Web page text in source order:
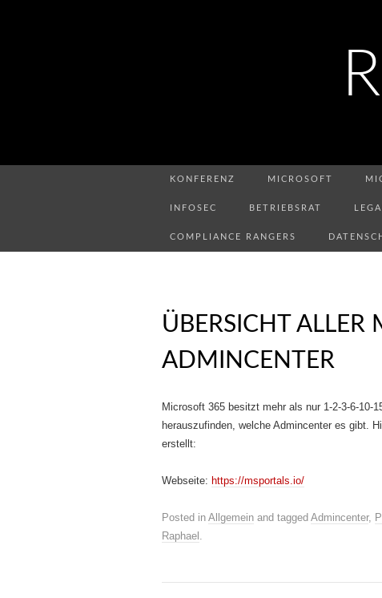
KONFERENZ MICROSOFT
INFOSEC BETRIEBSRAT
COMPLIANCE RANGERS
ÜBERSICHT ALLER
ADMINCENTER
Microsoft 365 besitzt mehr als nur 1-2-3-6-10-
herauszufinden, welche Admincenter es gibt.
erstellt:
Webseite: https://msportals.io/
Posted in Allgemein and tagged Admincenter,
Raphael .